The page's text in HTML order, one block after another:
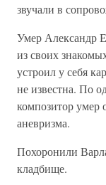
звучали в
Умер Александр
из своих
устроил у себя
не известна. По
композитор умер
аневризма.
Похоронили
кладбище.